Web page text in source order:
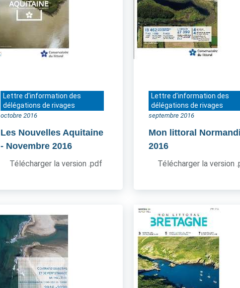
Lettre d'information des
délégations de rivages
octobre 2016
Les Nouvelles Aquitaine
- Novembre 2016
Télécharger la version .pdf
Lettre d'information des
délégations de rivages
septembre 2016
Mon littoral
2016
Télécharger la version